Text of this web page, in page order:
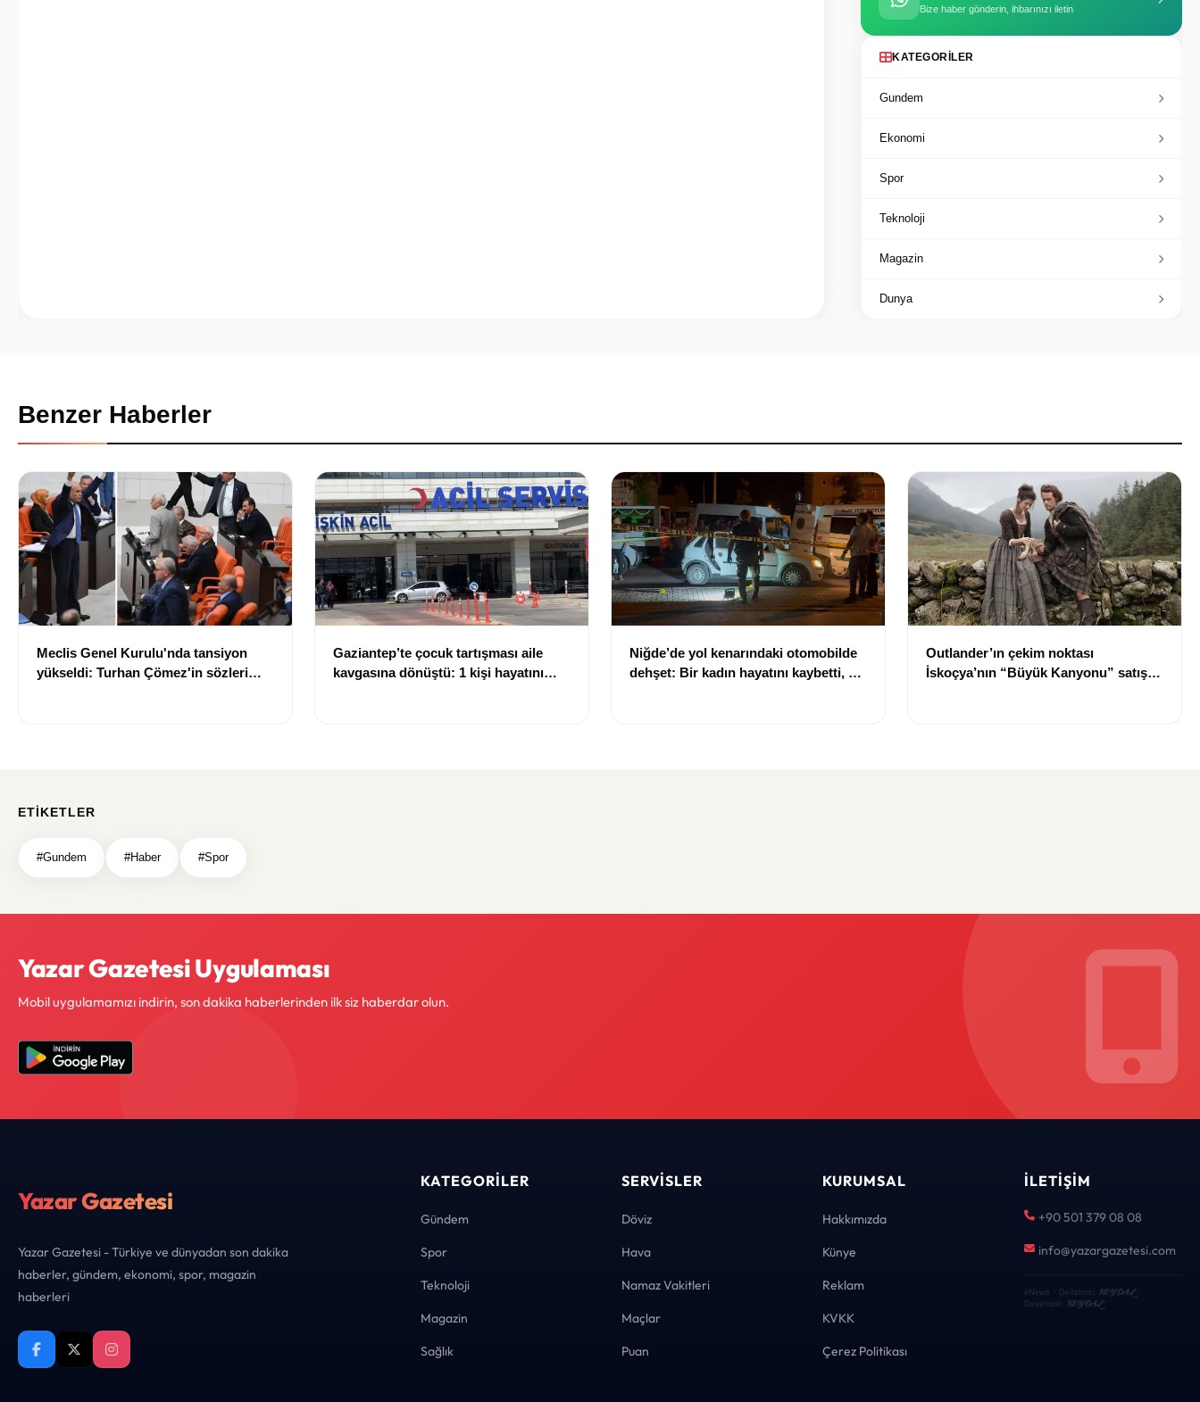
Bize haber gönderin, ihbarınızı iletin
KATEGORILER
Gundem
Ekonomi
Spor
Teknoloji
Magazin
Dunya
Benzer Haberler
Meclis Genel Kurulu'nda tansiyon
yükseldi: Turhan Çömez'in sözleri
Gaziantep’te çocuk tartışması aile
kavgasına dönüştü: 1 kişi hayatını
Niğde’de yol kenarındaki otomobilde
dehşet: Bir kadın hayatını kaybetti, bir
Outlander’ın çekim noktası
İskoçya’nın “Büyük Kanyonu” satışa
ETIKETLER
#Gundem #Haber #Spor
Yazar Gazetesi Uygulaması
Mobil uygulamamızı indirin, son dakika haberlerinden ilk siz haberdar olun.
Yazar Gazetesi
Yazar Gazetesi - Türkiye ve dünyadan son dakika
haberler, gündem, ekonomi, spor, magazin
haberleri
KATEGORILER
Gündem
Spor
Teknoloji
Magazin
Sağlık
SERVISLER
Döviz
Hava
Namaz Vakitleri
Maçlar
Puan
KURUMSAL
Hakkımızda
Künye
Reklam
KVKK
Çerez Politikası
İLETIŞIM
+90 501 379 08 08
info@yazargazetesi.com
eNews · Geliştirici KEYDAL·
Developer KEYDAL